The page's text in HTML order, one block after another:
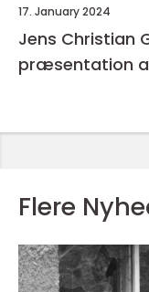
17. January 2024
Jens Christian
præsentation
Flere